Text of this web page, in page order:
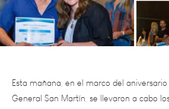
Esta mañana, en el marco del
General San Martín, se llevaron a
personal municipal con 25 y 35 años